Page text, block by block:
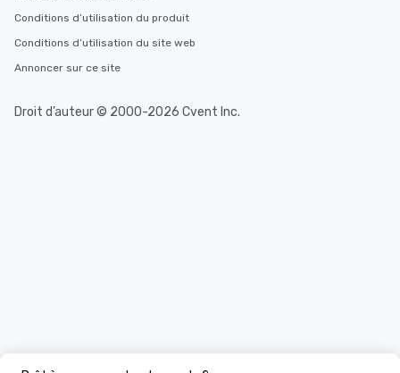
Conditions d’utilisation du produit
Conditions d’utilisation du site web
Annoncer sur ce site
Droit d’auteur © 2000-2026 Cvent Inc.